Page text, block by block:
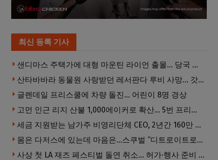
최신 등록 기사
샌디마스 주택가에 대형 마운틴 라이언 출몰… 당국 긴급 대응, 주민 접근 자제 당부
산타바바라 동물원 사랑받던 레서판다 루비 사망… 갓 태어난 새끼 2마리 잃은 지 수주 만
글렌데일 프리스쿨에 차량 돌진… 어린이 8명 경상
고먼 인근 리지 산불 1,000에이커로 확산… 5번 프리웨이 양방향 전면 폐쇄
세금 지원받는 남가주 비영리단체 CEO, 2년간 160만 달러 이상 받아… 미사용 휴가수당만 수십만 달러
몸은 다저스에 있는데 마음은…스쿠벌 “디트로이트로 돌아가고파”
사상 첫 LA 재즈 페스티벌 돌연 취소… 허가·행사 준비 문제로 일정 변경